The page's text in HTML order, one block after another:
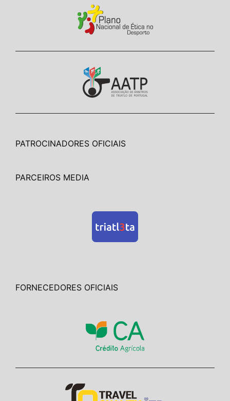
PATROCINADORES OFICIAIS
PARCEIROS MEDIA
FORNECEDORES OFICIAIS